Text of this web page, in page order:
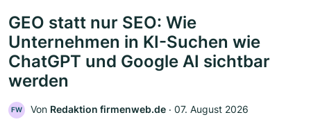
GEO statt nur SEO: Wie
Unternehmen in KI-Suchen wie
ChatGPT und Google AI sichtbar
werden
FW Von Redaktion firmenweb.de ‧ 07. August 2026